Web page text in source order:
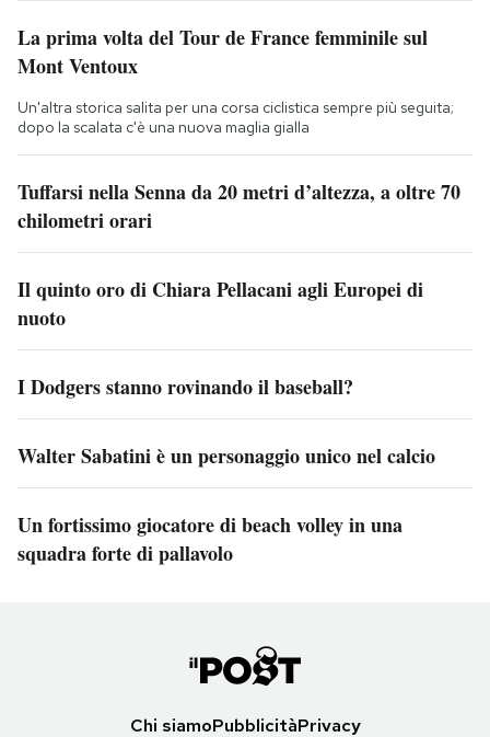
La prima volta del Tour de France femminile sul
Mont Ventoux
Un'altra storica salita per una corsa ciclistica sempre più seguita;
dopo la scalata c'è una nuova maglia gialla
Tuffarsi nella Senna da 20 metri d’altezza, a oltre 70
chilometri orari
Il quinto oro di Chiara Pellacani agli Europei di
nuoto
I Dodgers stanno rovinando il baseball?
Walter Sabatini è un personaggio unico nel calcio
Un fortissimo giocatore di beach volley in una
squadra forte di pallavolo
Chi siamoPubblicitàPrivacy